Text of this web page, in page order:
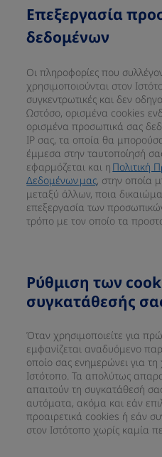
Επεξεργασία
δεδομένων
Οι πληροφορίες που
χρησιμοποιούνται στον
συγκεντρωτικές και δεν
Ωστόσο, ορισμένα cookies
ορισμένα προσωπικά σας
IP σας, τα οποία θα
έμμεσα στην ταυτοποίησή
εφαρμόζεται και η Πολιτική
Δεδομένων μας, στην οποία
μεταξύ άλλων, ποια
επεξεργασία των
τρόπο με τον οποίο τα
Ρύθμιση των
συγκατάθεσής
Όταν χρησιμοποιείτε για
εμφανίζεται αναδυόμενο
οποίο σας ενημερώνει για
Ιστότοπο. Τα απολύτως
απαιτούν τη συγκατάθεσή
αυτόματα, ακόμα και εάν
προαιρετικά cookies ή εάν
στον Ιστότοπο χωρίς καμία